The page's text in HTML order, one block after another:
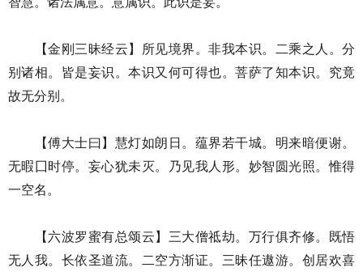
【金刚三昧经云】所见境界。非我本识。二乘之人。分
别诸相。皆是妄识。本识又何可得也。菩萨了知本识。究竟
故无分别。
【傅大士曰】慧灯如朗日。蕴界若干城。明来暗便谢。
无暇囗时停。妄心犹未灭。乃见我人形。妙智圆光照。惟得
一空名。
【六波罗蜜有总颂云】三大僧祗劫。万行俱齐修。既悟
无人我。长依圣道流。二空方渐证。三昧任遨游。创居欢喜